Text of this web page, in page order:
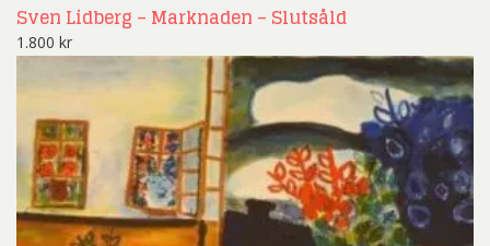
Sven Lidberg – Marknaden – Slutsåld
1.800 kr